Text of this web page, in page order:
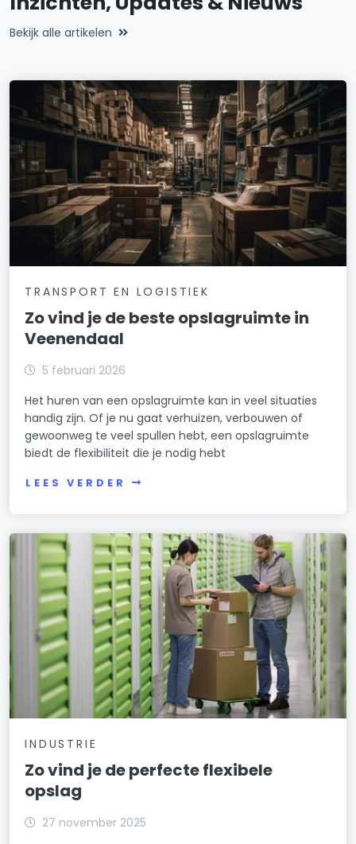
Bekijk alle artikelen
TRANSPORT EN LOGISTIEK
Zo vind je de beste opslagruimte in
Veenendaal
5 februari 2026
Het huren van een opslagruimte kan in veel situaties
handig zijn. Of je nu gaat verhuizen, verbouwen of
gewoonweg te veel spullen hebt, een opslagruimte
biedt de flexibiliteit die je nodig hebt
LEES VERDER
INDUSTRIE
Zo vind je de perfecte flexibele
opslag
27 november 2025